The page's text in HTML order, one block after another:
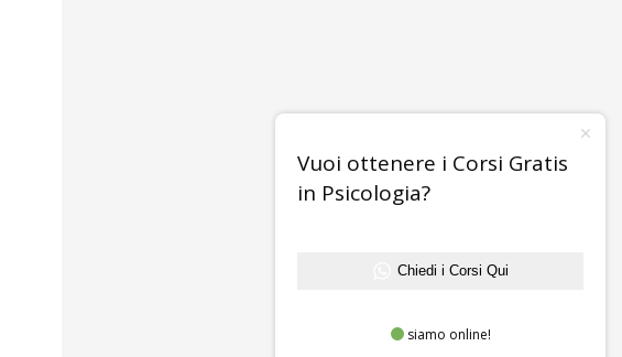
Vuoi ottenere i Corsi Gratis
in Psicologia?
Chiedi i Corsi Qui
siamo online!